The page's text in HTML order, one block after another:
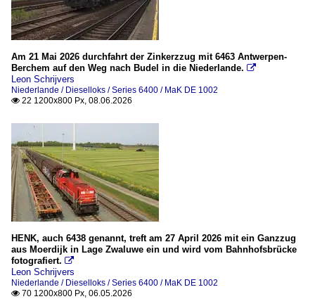
Am 21 Mai 2026 durchfahrt der Zinkerzzug mit 6463 Antwerpen-
Berchem auf den Weg nach Budel in die Niederlande. 
Leon Schrijvers
Niederlande / Dieselloks / Series 6400 / MaK DE 1002
 22 1200x800 Px, 08.06.2026
HENK, auch 6438 genannt, treft am 27 April 2026 mit ein Ganzzug
aus Moerdijk in Lage Zwaluwe ein und wird vom Bahnhofsbrücke
fotografiert. 
Leon Schrijvers
Niederlande / Dieselloks / Series 6400 / MaK DE 1002
 70 1200x800 Px, 06.05.2026